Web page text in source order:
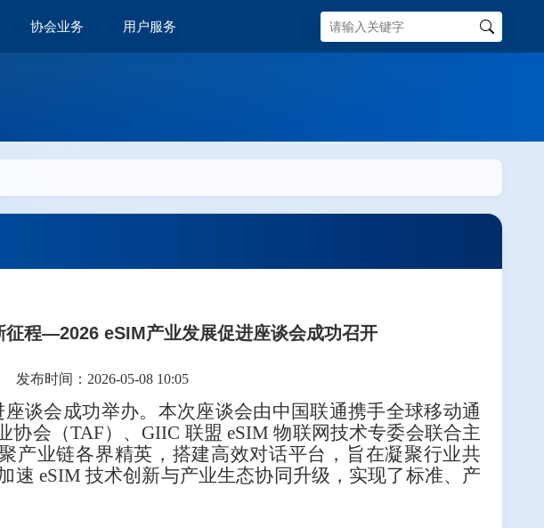
协会业务 用户服务
征程—2026 eSIM产业发展促进座谈会成功召开
发布时间：2026-05-08 10:05
谈会成功举办。本次座谈会由中国联通携手全球移动通
协会（TAF）、GIIC 联盟 eSIM 物联网技术专委会联合主
产业链各界精英，搭建高效对话平台，旨在凝聚行业共
速 eSIM 技术创新与产业生态协同升级，实现了标准、产